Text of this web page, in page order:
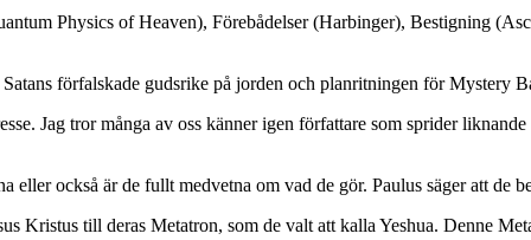
Physics of Heaven), Förebådelser (Harbinger), Bestigning
förfalskade gudsrike på jorden och planritningen för Mystery
Jag tror många av oss känner igen författare som sprider
eller också är de fullt medvetna om vad de gör. Paulus säger att de
Kristus till deras Metatron, som de valt att kalla Yeshua. Denne